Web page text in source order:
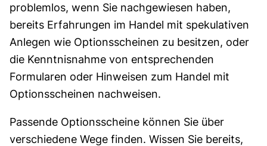
problemlos, wenn Sie nach­gewiesen haben,
bereits Erfahrungen im Handel mit spekulativen
Anlegen wie Options­scheinen zu besitzen, oder
die Kenntnis­nahme von entsprechenden
Formularen oder Hinweisen zum Handel mit
Optionsscheinen nachweisen.
Passende Optionsscheine können Sie über
verschiedene Wege finden. Wissen Sie bereits,